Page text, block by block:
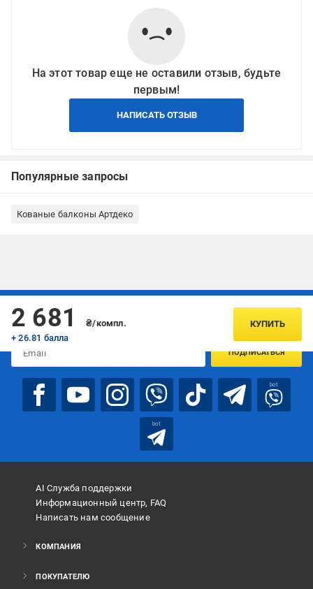
На этот товар еще не оставили отзыв, будьте
первым!
НАПИСАТЬ ОТЗЫВ
Популярные запросы
Кованые балконы Артдеко
2 681
₴/компл.
+ 26.81 балла
КУПИТЬ
Подписывайтесь, чтобы узнавать первым об акцияx и
предложениях:
ПОДПИСАТЬСЯ
bot
bot
AI Служба поддержки
Информационный центр, FAQ
Написать нам сообщение
КОМПАНИЯ
ПОКУПАТЕЛЮ